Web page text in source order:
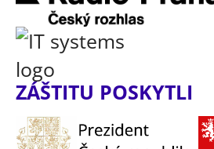
ZÁŠTITU POSKYTLI